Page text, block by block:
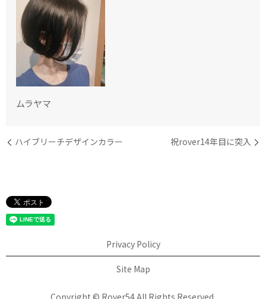
ムラヤマ
ハイブリーチデザインカラー 祝rover14年目に突入
Privacy Policy
Site Map